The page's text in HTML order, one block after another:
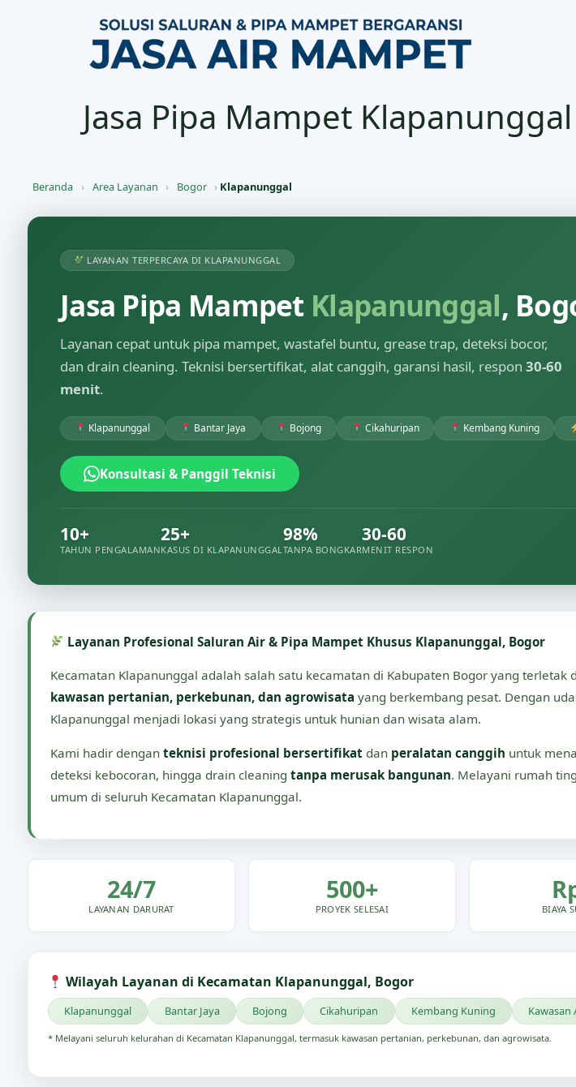
Jasa Pipa Mampet Klapanunggal
Beranda › Area Layanan › Bogor › Klapanunggal
LAYANAN TERPERCAYA DI KLAPANUNGGAL
Jasa Pipa Mampet Klapanunggal,
Layanan cepat untuk pipa mampet, wastafel buntu, grease trap, deteksi bocor,
dan drain cleaning. Teknisi bersertifikat, alat canggih, garansi hasil, respon 30-60
menit.
Klapanunggal Bantar Jaya Bojong Cikahuripan Kembang Kuning
Konsultasi & Panggil Teknisi
10+
TAHUN PENGALAMAN
25+
KASUS DI KLAPANUNGGAL
98%
TANPA BONGKAR
30-60
MENIT RESPON
Layanan Profesional Saluran Air & Pipa Mampet Khusus Klapanunggal, Bogor
Kecamatan Klapanunggal adalah salah satu kecamatan di Kabupaten Bogor yang terletak
kawasan pertanian, perkebunan, dan agrowisata yang berkembang pesat. Dengan
Klapanunggal menjadi lokasi yang strategis untuk hunian dan wisata alam.
Kami hadir dengan teknisi profesional bersertifikat dan peralatan canggih untuk
deteksi kebocoran, hingga drain cleaning tanpa merusak bangunan. Melayani rumah
umum di seluruh Kecamatan Klapanunggal.
24/7
LAYANAN DARURAT
500+
PROYEK SELESAI BIAYA
Wilayah Layanan di Kecamatan Klapanunggal, Bogor
Klapanunggal Bantar Jaya Bojong Cikahuripan Kembang Kuning Kawasan
* Melayani seluruh kelurahan di Kecamatan Klapanunggal, termasuk kawasan pertanian, perkebunan, dan agrowisata.